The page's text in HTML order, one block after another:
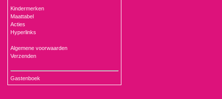
Kindermerken
Maattabel
Acties
Hyperlinks
Algemene voorwaarden
Verzenden
Gastenboek